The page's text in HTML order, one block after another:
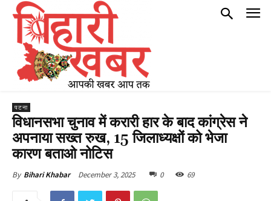
पटना
विधानसभा चुनाव में करारी हार के बाद कांग्रेस ने
अपनाया सख्त रुख, 15 जिलाध्यक्षों को भेजा
कारण बताओ नोटिस
By Bihari Khabar December 3, 2025 0 69